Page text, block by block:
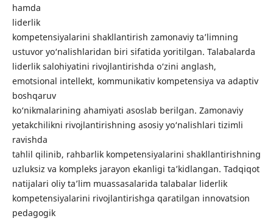
hamda
liderlik
kompetensiyalarini shakllantirish zamonaviy ta’limning
ustuvor yo‘nalishlaridan biri sifatida yoritilgan. Talabalarda
liderlik salohiyatini rivojlantirishda o‘zini anglash,
emotsional intellekt, kommunikativ kompetensiya va adaptiv
boshqaruv
ko‘nikmalarining ahamiyati asoslab berilgan. Zamonaviy
yetakchilikni rivojlantirishning asosiy yo‘nalishlari tizimli
ravishda
tahlil qilinib, rahbarlik kompetensiyalarini shakllantirishning
uzluksiz va kompleks jarayon ekanligi ta’kidlangan. Tadqiqot
natijalari oliy ta’lim muassasalarida talabalar liderlik
kompetensiyalarini rivojlantirishga qaratilgan innovatsion
pedagogik